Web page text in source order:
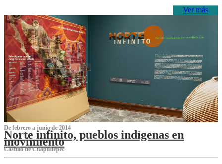
Ver más
De febrero a junio de 2014
Norte infinito, pueblos indígenas en
movimiento
Castillo de Chapultepec